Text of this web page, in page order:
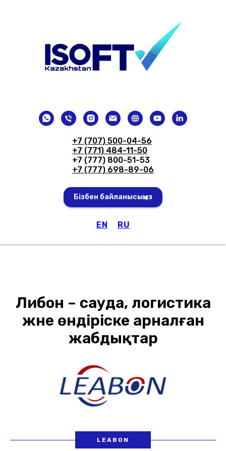
+7 (707) 500-04-56
+7 (771) 484-11-50
+7 (777) 800-51-53
+7 (777) 698-89-06
Бізбен байланысыңыз
EN RU
Либон – сауда, логистика
және өндіріске арналған
жабдықтар
LEABON